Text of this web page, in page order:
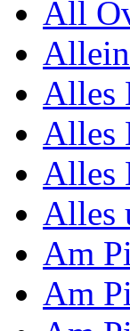
All
Alles
Alles
Alles
Alles
Am
Am